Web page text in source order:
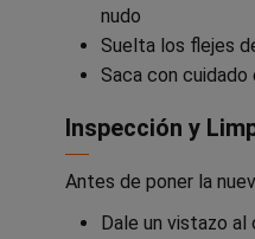
nudo
Suelta los flejes
Saca con cuidado
Inspección y
Antes de poner la
Dale un vistazo al